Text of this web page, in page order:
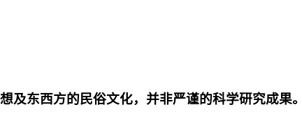
及东西方的民俗文化，并非严谨的科学研究成果